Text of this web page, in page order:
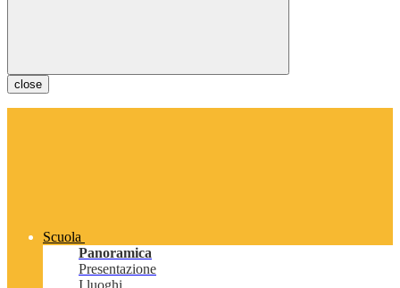
close
Scuola
Panoramica
Presentazione